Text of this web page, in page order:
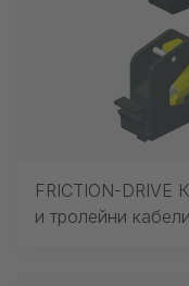
FRICTION-DRIVE
и тролейни кабели